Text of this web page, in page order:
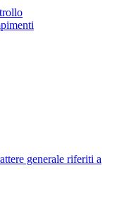
generale riferiti a